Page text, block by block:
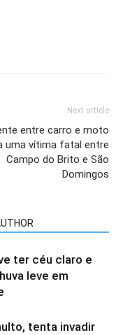
Next article
entre carro e moto
uma vítima fatal entre
Campo do Brito e São
Domingos
ter céu claro e
leve em
tenta invadir